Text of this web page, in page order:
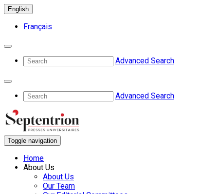
English
Français
Advanced Search
Advanced Search
Toggle navigation
Home
About Us
About Us
Our Team